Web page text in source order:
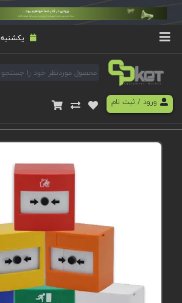
یکشنبه 18 مرداد 1405
ورود/ ثبت نام